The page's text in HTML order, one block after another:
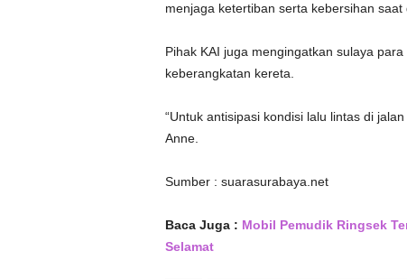
menjaga ketertiban serta kebersihan saat
Pihak KAI juga mengingatkan sulaya
keberangkatan kereta.
“Untuk antisipasi kondisi lalu lintas di
Anne.
Sumber : suarasurabaya.net
Baca Juga : Mobil Pemudik Ringsek
Selamat